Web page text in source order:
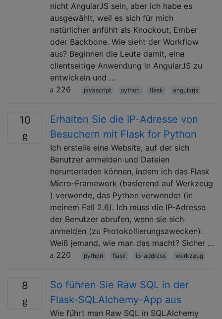
nicht AngularJS sein, aber ich habe es
ausgewählt, weil es sich für mich
natürlicher anfühlt als Knockout, Ember
oder Backbone. Wie sieht der Workflow
aus? Beginnen die Leute damit, eine
clientseitige Anwendung in AngularJS zu
entwickeln und …
226
javascript python flask angularjs
10
Erhalten Sie die IP-Adresse von
Besuchern mit Flask for Python
Ich erstelle eine Website, auf der sich
Benutzer anmelden und Dateien
herunterladen können, indem ich das Flask
Micro-Framework (basierend auf Werkzeug
) verwende, das Python verwendet (in
meinem Fall 2.6). Ich muss die IP-Adresse
der Benutzer abrufen, wenn sie sich
anmelden (zu Protokollierungszwecken).
Weiß jemand, wie man das macht? Sicher …
220
python flask ip-address werkzeug
8
So führen Sie Raw SQL in der
Flask-SQLAlchemy-App aus
Wie führt man Raw SQL in SQLAlchemy